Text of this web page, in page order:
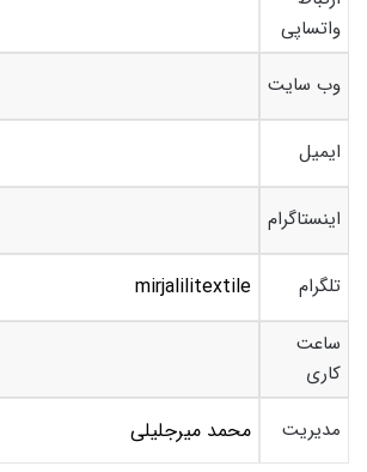
واتساپی
وب سایت
ایمیل
اینستاگرام
تلگرام mirjalilitextile
ساعت
کاری
مدیریت
محمد میرجلیلی